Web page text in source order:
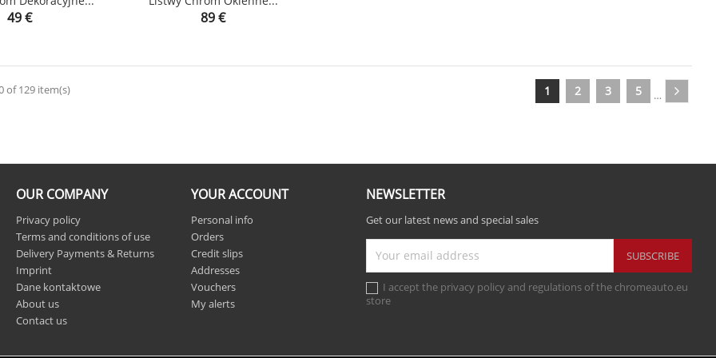
Price
49 € Price
89 €
of 129 item(s) 1 2 3 …
5
OUR COMPANY
Privacy policy
Terms and conditions of use
Delivery Payments & Returns
Imprint
Dane kontaktowe
About us
Contact us
YOUR ACCOUNT
Personal info
Orders
Credit slips
Addresses
Vouchers
My alerts
NEWSLETTER
Get our latest news and special sales
I accept the privacy policy and regulations of the chromeauto.eu
store